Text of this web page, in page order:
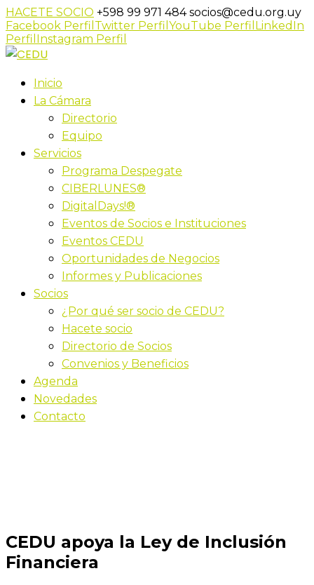
HACETE SOCIO +598 99 971 484socios@cedu.org.uy
Facebook Perfil Twitter Perfil YouTube Perfil LinkedIn
Perfil Instagram Perfil
Inicio
La Cámara
Directorio
Equipo
Servicios
Programa Despegate
CIBERLUNES®
DigitalDays!®
Eventos de Socios e Instituciones
Eventos CEDU
Oportunidades de Negocios
Informes y Publicaciones
Socios
¿Por qué ser socio de CEDU?
Hacete socio
Directorio de Socios
Convenios y Beneficios
Agenda
Novedades
Contacto
CEDU apoya la Ley de Inclusión
Financiera